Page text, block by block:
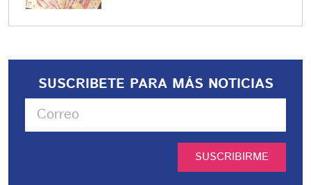
SUSCRIBETE PARA MÁS NOTICIAS
SUSCRIBIRME